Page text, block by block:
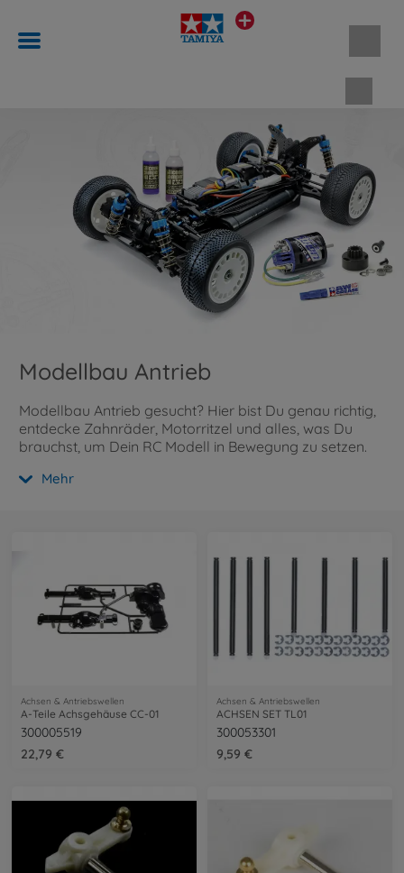
Modellbau Antrieb
Modellbau Antrieb gesucht? Hier bist Du genau richtig,
entdecke Zahnräder, Motorritzel und alles, was Du
brauchst, um Dein RC Modell in Bewegung zu setzen.
Mehr
Achsen & Antriebswellen
A-Teile Achsgehäuse CC-01
300005519
22,79 €
Achsen & Antriebswellen
ACHSEN SET TL01
300053301
9,59 €